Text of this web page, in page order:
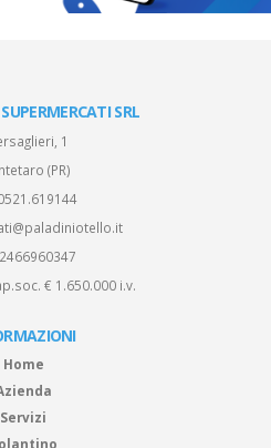
SRL
1
(PR)
€ 1.650.000 i.v.
Home
Servizi